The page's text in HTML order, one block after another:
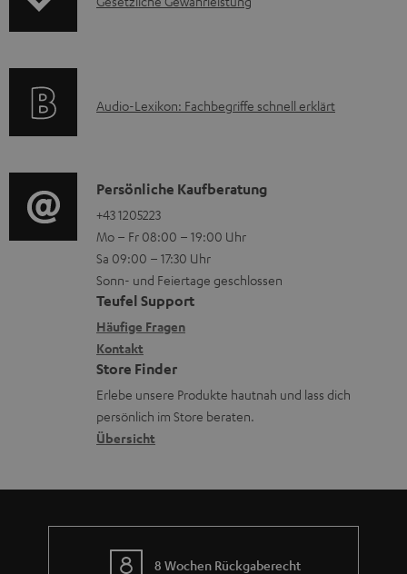
A
r
i
e
n
z
u
m
V
e
r
s
a
d
r
t
i
o
n
e
n
z
u
r
G
r
a
A
i
o
-
L
e
x
i
k
o
n
Audio-Lexikon: Fachbegriffe schnell erklärt
K
o
n
t
a
k
t
d
a
t
n
Persönliche Kaufberatung
+43 1205223
Mo – Fr 08:00 – 19:00 Uhr
Sa 09:00 – 17:30 Uhr
Sonn- und Feiertage geschlossen
Teufel Support
Häufige Fragen
Kontakt
Store Finder
Erlebe unsere Produkte hautnah und lass dich
persönlich im Store beraten.
Übersicht
8 Wochen Rückgaberecht